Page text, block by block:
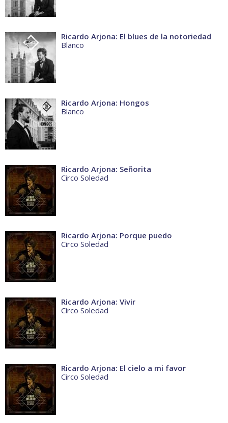
Ricardo Arjona: El blues de la notoriedad
Blanco
Ricardo Arjona: Hongos
Blanco
Ricardo Arjona: Señorita
Circo Soledad
Ricardo Arjona: Porque puedo
Circo Soledad
Ricardo Arjona: Vivir
Circo Soledad
Ricardo Arjona: El cielo a mi favor
Circo Soledad